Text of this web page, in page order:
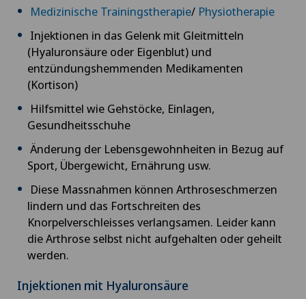
Informationen des Swiss Medical Network per
Newsletter erhalten.
Medizinische Trainingstherapie/ Physiotherapie
Injektionen in das Gelenk mit Gleitmitteln
(Hyaluronsäure oder Eigenblut) und
entzündungshemmenden Medikamenten
(Kortison)
Hilfsmittel wie Gehstöcke, Einlagen,
Gesundheitsschuhe
Änderung der Lebensgewohnheiten in Bezug auf
Sport, Übergewicht, Ernährung usw.
Diese Massnahmen können Arthroseschmerzen
lindern und das Fortschreiten des
Knorpelverschleisses verlangsamen. Leider kann
die Arthrose selbst nicht aufgehalten oder geheilt
werden.
Injektionen mit Hyaluronsäure